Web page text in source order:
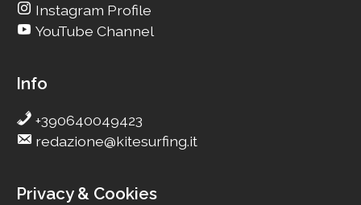
Instagram Profile
YouTube Channel
Info
+390640049423
redazione@kitesurfing.it
Privacy & Cookies